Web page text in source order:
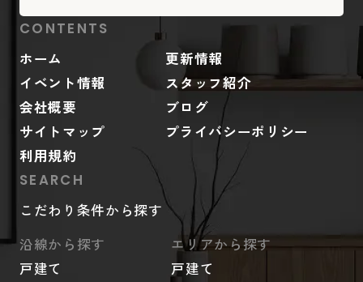
CONTENTS
ホーム
更新情報
イベント情報
スタッフ紹介
会社概要
ブログ
サイトマップ
プライバシーポリシー
利用規約
SEARCH
こだわり条件から探す
沿線から探す
戸建て
エリアから探す
戸建て